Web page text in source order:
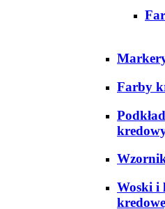
Farby
Woski i